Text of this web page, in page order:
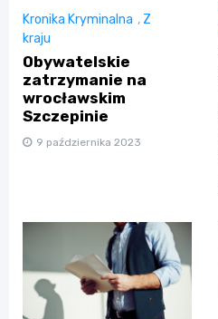
Kronika Kryminalna , Z
kraju
Obywatelskie
zatrzymanie na
wrocławskim
Szczepinie
9 października 2023